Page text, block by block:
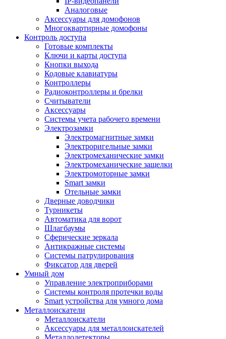
Аналоговые
Аксессуары для домофонов
Многоквартирные домофоны
Контроль доступа
Готовые комплекты
Ключи и карты доступа
Кнопки выхода
Кодовые клавиатуры
Контроллеры
Радиоконтроллеры и брелки
Считыватели
Аксессуары
Системы учета рабочего времени
Электрозамки
Электромагнитные замки
Электроригельные замки
Электромеханические замки
Электромеханические защелки
Электромоторные замки
Smart замки
Отельные замки
Дверные доводчики
Турникеты
Автоматика для ворот
Шлагбаумы
Сферические зеркала
Антикражные системы
Системы патрулирования
Фиксатор для дверей
Умный дом
Управление электроприборами
Системы контроля протечки воды
Smart устройства для умного дома
Металлоискатели
Металлоискатели
Аксессуары для металлоискателей
Металлодетекторы